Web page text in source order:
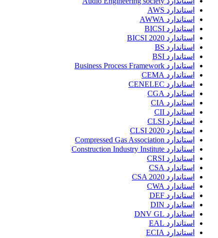
استاندارد AWS
استاندارد AWWA
استاندارد BICSI
استاندارد BICSI 2020
استاندارد BS
استاندارد BSI
استاندارد Business Process Framework
استاندارد CEMA
استاندارد CENELEC
استاندارد CGA
استاندارد CIA
استاندارد CII
استاندارد CLSI
استاندارد CLSI 2020
استاندارد Compressed Gas Association
استاندارد Construction Industry Institute
استاندارد CRSI
استاندارد CSA
استاندارد CSA 2020
استاندارد CWA
استاندارد DEF
استاندارد DIN
استاندارد DNV GL
استاندارد EAL
استاندارد ECIA